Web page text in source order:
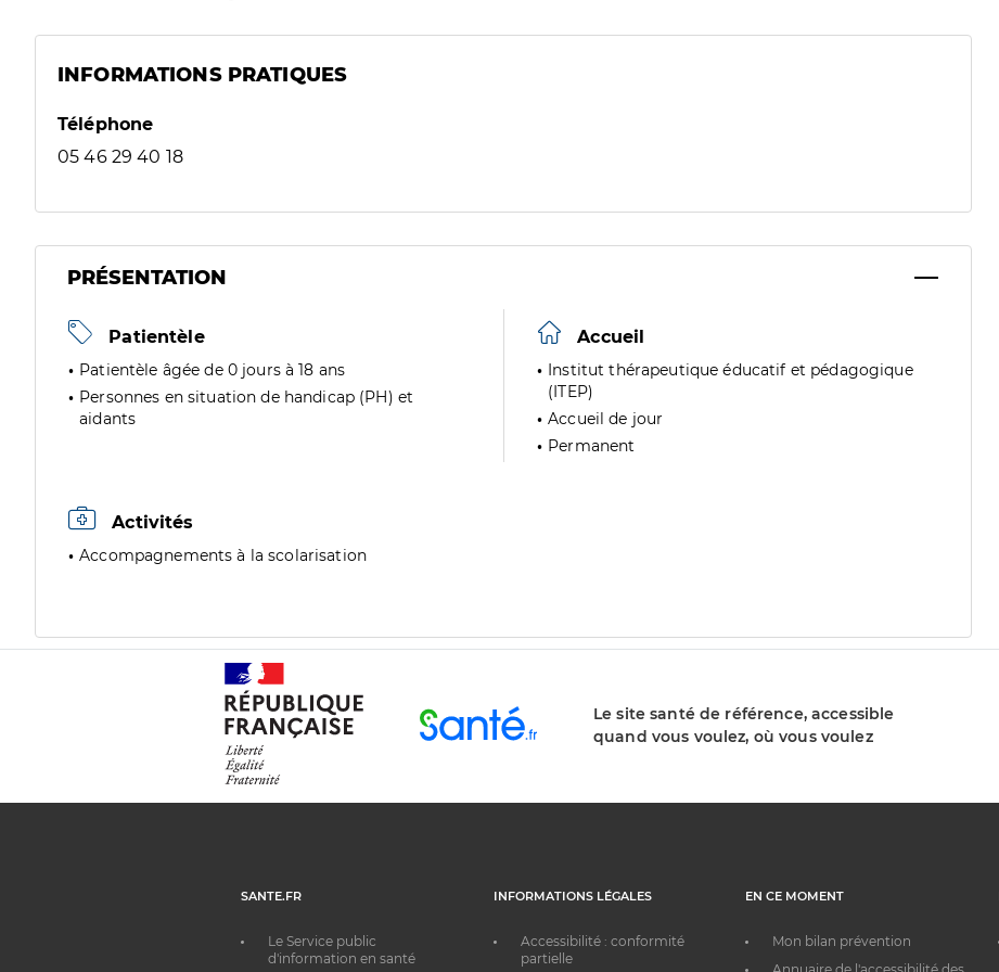
INFORMATIONS PRATIQUES
Téléphone
05 46 29 40 18
PRÉSENTATION
Patientèle
Patientèle âgée de 0 jours à 18 ans
Personnes en situation de handicap (PH) et
aidants
Accueil
Institut thérapeutique éducatif et pédagogique
(ITEP)
Accueil de jour
Permanent
Activités
Accompagnements à la scolarisation
Le site santé de référence, accessible
quand vous voulez, où vous voulez
SANTE.FR
Le Service public
d'information en santé
INFORMATIONS LÉGALES
Accessibilité : conformité
partielle
EN CE MOMENT
Mon bilan prévention